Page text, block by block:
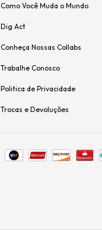
Como Você Muda o Mundo
Dig Act
Conheça Nossas Collabs
Trabalhe Conosco
Politica de Privacidade
Trocas e Devoluções